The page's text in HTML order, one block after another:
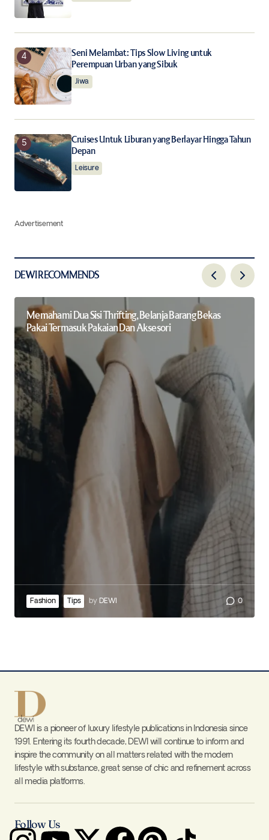
Seni Melambat: Tips Slow Living untuk
Perempuan Urban yang Sibuk
Jiwa
Cruises Untuk Liburan yang Berlayar Hingga Tahun
Depan
Leisure
Advertisement
DEWI RECOMMENDS
Memahami Dua Sisi Thrifting, Belanja Barang Bekas
Pakai Termasuk Pakaian Dan Aksesori
Fashion Tips by DEWI 0
DEWI is a pioneer of luxury lifestyle publications in Indonesia since
1991. Entering its fourth decade, DEWI will continue to inform and
inspire the community on all matters related with the modern
lifestyle with substance, great sense of chic and refinement across
all media platforms.
Follow Us